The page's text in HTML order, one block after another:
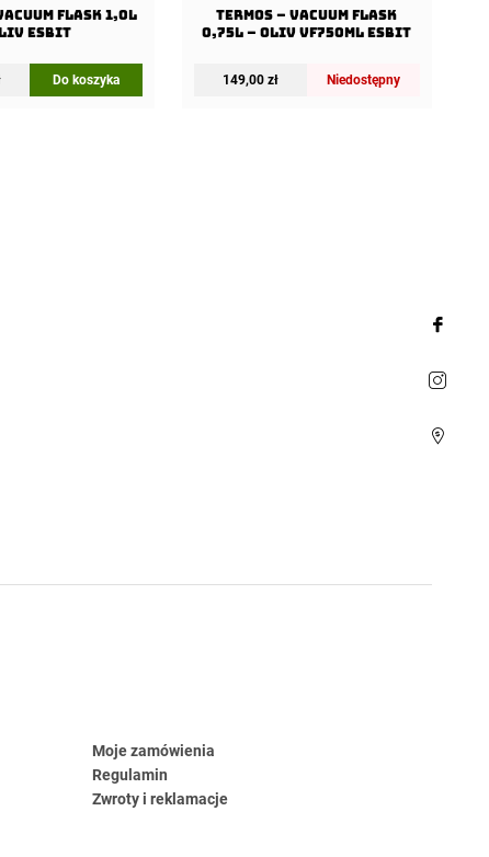
Flask 1,0l
Esbit
Do koszyka
Termos – Vacuum Flask
0,75l – Oliv VF750ML Esbit
149,00 zł Niedostępny
Moje zamówienia
Regulamin
Zwroty i reklamacje